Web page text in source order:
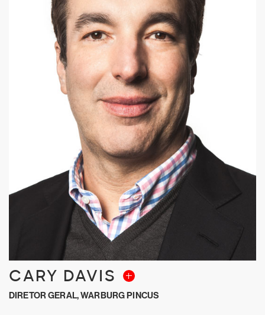
CARY DAVIS
DIRETOR GERAL, WARBURG PINCUS